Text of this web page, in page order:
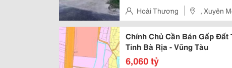
Hoài Thương , Xuyên
Chính Chủ Cần Bán Gấp
Tỉnh Bà Rịa - Vũng Tàu
6,060 tỷ